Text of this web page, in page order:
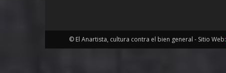
© El Anartista, cultura contra el bien general - Sitio Web: